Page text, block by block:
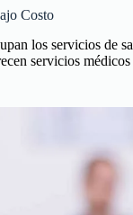
Costo
los servicios de
servicios